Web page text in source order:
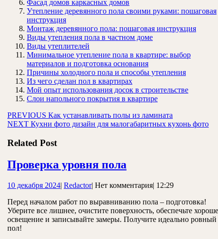
Фасад домов каркасных домов
Утепление деревянного пола своими руками: пошаговая
инструкция
Монтаж деревянного пола: пошаговая инструкция
Виды утепления пола в частном доме
Виды утеплителей
Минимальное утепление пола в квартире: выбор
материалов и подготовка основания
Причины холодного пола и способы утепления
Из чего сделан пол в квартирах
Мой опыт использования досок в строительстве
Слои напольного покрытия в квартире
Навигация
по
записям
PREVIOUS Предыдущая
запись:
Как устанавливать полы из ламината
NEXT Следующая
Кухни фото дизайн для малогабаритных кухонь фото
Related Post
Проверка уровня пола
пола
10 декабря 202410
2024
| RedactorRedactor
| Нет комментария| 12:29
Перед началом работ по выравниванию пола – подготовка!
Уберите все лишнее, очистите поверхность, обеспечьте
освещение и записывайте замеры. Получите идеально ровный
пол!